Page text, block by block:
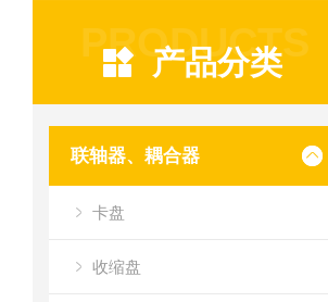
PRODUCTS
产品分类
联轴器、耦合器
卡盘
收缩盘